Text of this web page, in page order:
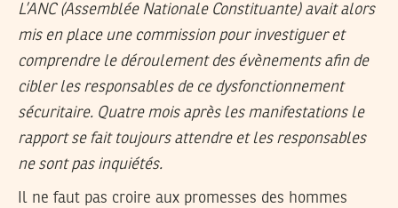
L’ANC (Assemblée Nationale Constituante) avait alors
mis en place une commission pour investiguer et
comprendre le déroulement des évènements afin de
cibler les responsables de ce dysfonctionnement
sécuritaire. Quatre mois après les manifestations le
rapport se fait toujours attendre et les responsables
ne sont pas inquiétés.
Il ne faut pas croire aux promesses des hommes